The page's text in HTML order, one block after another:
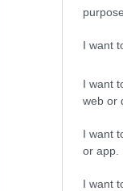
I want
I want
web or
I want
or app.
I want